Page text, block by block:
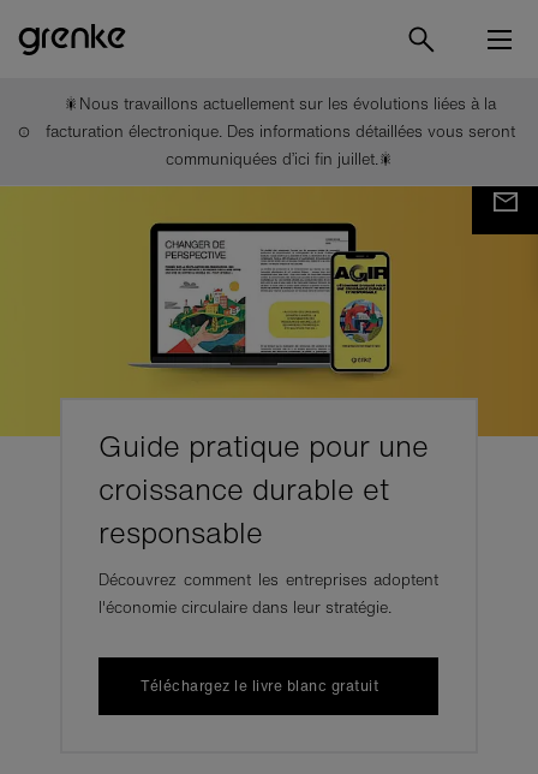
🎇Nous travaillons actuellement sur les évolutions liées à la
facturation électronique. Des informations détaillées vous seront
communiquées d’ici fin juillet.🎇
Guide pratique pour une
croissance durable et
responsable
Découvrez comment les entreprises adoptent
l'économie circulaire dans leur stratégie.
Téléchargez le livre blanc gratuit